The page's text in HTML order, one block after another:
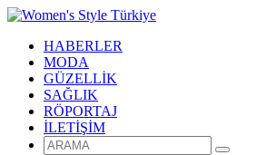
HABERLER
MODA
GÜZELLİK
SAĞLIK
RÖPORTAJ
İLETİŞİM